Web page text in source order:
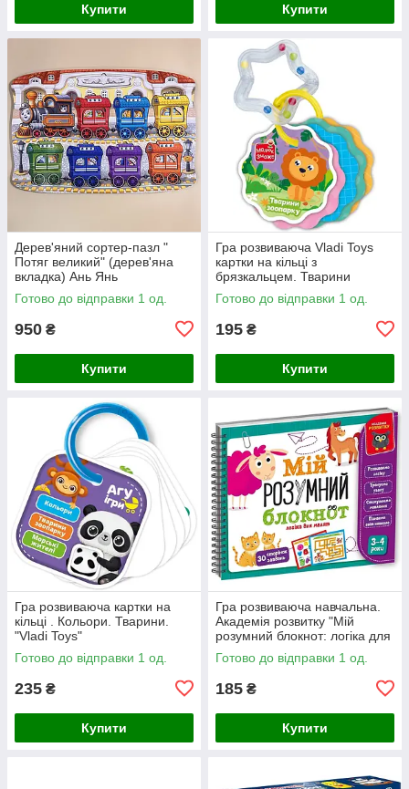
Купити Купити
Дерев'яний сортер-пазл "
Потяг великий" (дерев'яна
вкладка) Ань Янь
Готово до відправки 1 од.
950 ₴
Купити
Гра розвиваюча Vladi Toys
картки на кільці з
брязкальцем. Тварини
зоопарку
Готово до відправки 1 од.
195 ₴
Купити
Гра розвиваюча картки на
кільці . Кольори. Тварини.
"Vladi Toys"
Готово до відправки 1 од.
235 ₴
Купити
Гра розвиваюча навчальна.
Академія розвитку "Мій
розумний блокнот: логіка для
малят"
Готово до відправки 1 од.
185 ₴
Купити